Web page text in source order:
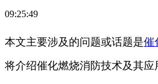
09:25:49
本文主要涉及的问题或话题是催
将介绍催化燃烧消防技术及其应